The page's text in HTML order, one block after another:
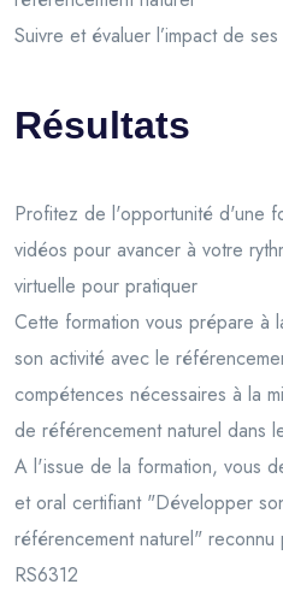
Suivre et évaluer l’impact de
Résultats
Profitez de l'opportunité d'une
vidéos pour avancer à votre
virtuelle pour pratiquer
Cette formation vous prépare à
son activité avec le
compétences nécessaires à la
de référencement naturel dans
A l'issue de la formation, vous
et oral certifiant "Développer
référencement naturel"
RS6312